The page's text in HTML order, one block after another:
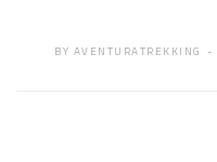
BY AVENTURATREKKING